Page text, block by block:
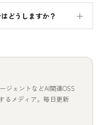
どうしますか？
ジェントなどAI関連OSS
るメディア。毎日更新